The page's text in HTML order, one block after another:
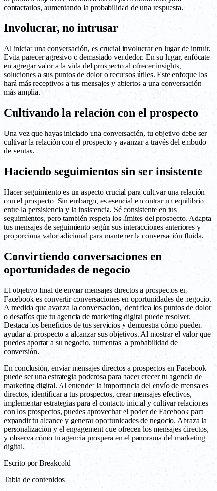
contactarlos, aumentando la probabilidad de una respuesta.
Involucrar, no intrusar
Al iniciar una conversación, es crucial involucrar en lugar de intruir.
Evita parecer agresivo o demasiado vendedor. En su lugar, enfócate
en agregar valor a la vida del prospecto al ofrecer insights,
soluciones a sus puntos de dolor o recursos útiles. Este enfoque los
hará más receptivos a tus mensajes y abiertos a una conversación
más amplia.
Cultivando la relación con el prospecto
Una vez que hayas iniciado una conversación, tu objetivo debe ser
cultivar la relación con el prospecto y avanzar a través del embudo
de ventas.
Haciendo seguimientos sin ser insistente
Hacer seguimiento es un aspecto crucial para cultivar una relación
con el prospecto. Sin embargo, es esencial encontrar un equilibrio
entre la persistencia y la insistencia. Sé consistente en tus
seguimientos, pero también respeta los límites del prospecto. Adapta
tus mensajes de seguimiento según sus interacciones anteriores y
proporciona valor adicional para mantener la conversación fluida.
Convirtiendo conversaciones en
oportunidades de negocio
El objetivo final de enviar mensajes directos a prospectos en
Facebook es convertir conversaciones en oportunidades de negocio.
A medida que avanza la conversación, identifica los puntos de dolor
o desafíos que tu agencia de marketing digital puede resolver.
Destaca los beneficios de tus servicios y demuestra cómo pueden
ayudar al prospecto a alcanzar sus objetivos. Al mostrar el valor que
puedes aportar a su negocio, aumentas la probabilidad de
conversión.
En conclusión, enviar mensajes directos a prospectos en Facebook
puede ser una estrategia poderosa para hacer crecer tu agencia de
marketing digital. Al entender la importancia del envío de mensajes
directos, identificar a tus prospectos, crear mensajes efectivos,
implementar estrategias para el contacto inicial y cultivar relaciones
con los prospectos, puedes aprovechar el poder de Facebook para
expandir tu alcance y generar oportunidades de negocio. Abraza la
personalización y el engagement que ofrecen los mensajes directos,
y observa cómo tu agencia prospera en el panorama del marketing
digital.
Escrito por Breakcold
Tabla de contenidos